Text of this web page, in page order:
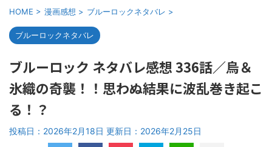
HOME > 漫画感想 > ブルーロックネタバレ >
ブルーロックネタバレ
ブルーロック ネタバレ感想 336話／烏＆
氷織の奇襲！！思わぬ結果に波乱巻き起こ
る！？
投稿日：2026年2月18日 更新日： 2026年2月25日